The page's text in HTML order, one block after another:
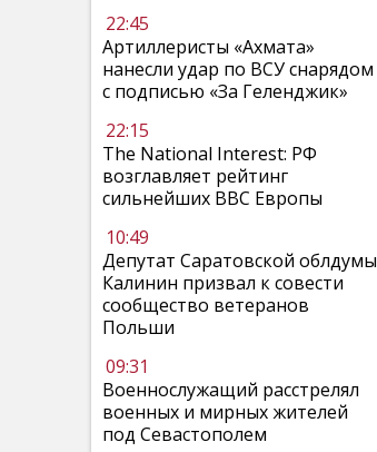
22:45
Артиллеристы «Ахмата»
нанесли удар по ВСУ снарядом
с подписью «За Геленджик»
22:15
The National Interest: РФ
возглавляет рейтинг
сильнейших ВВС Европы
10:49
Депутат Саратовской облдумы
Калинин призвал к совести
сообщество ветеранов
Польши
09:31
Военнослужащий расстрелял
военных и мирных жителей
под Севастополем